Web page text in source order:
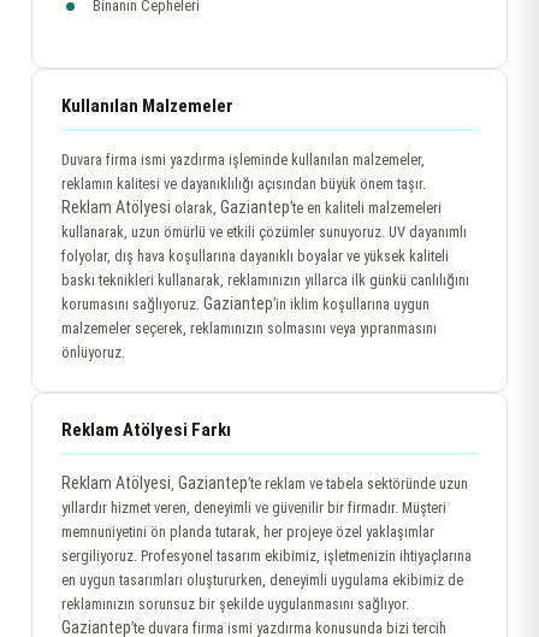
Binanın Cepheleri
Kullanılan Malzemeler
Duvara firma ismi yazdırma işleminde kullanılan malzemeler,
reklamın kalitesi ve dayanıklılığı açısından büyük önem taşır.
Reklam Atölyesi olarak, Gaziantep’te en kaliteli malzemeleri
kullanarak, uzun ömürlü ve etkili çözümler sunuyoruz. UV dayanımlı
folyolar, dış hava koşullarına dayanıklı boyalar ve yüksek kaliteli
baskı teknikleri kullanarak, reklamınızın yıllarca ilk günkü canlılığını
korumasını sağlıyoruz. Gaziantep’in iklim koşullarına uygun
malzemeler seçerek, reklamınızın solmasını veya yıpranmasını
önlüyoruz.
Reklam Atölyesi Farkı
Reklam Atölyesi, Gaziantep’te reklam ve tabela sektöründe uzun
yıllardır hizmet veren, deneyimli ve güvenilir bir firmadır. Müşteri
memnuniyetini ön planda tutarak, her projeye özel yaklaşımlar
sergiliyoruz. Profesyonel tasarım ekibimiz, işletmenizin ihtiyaçlarına
en uygun tasarımları oluştururken, deneyimli uygulama ekibimiz de
reklamınızın sorunsuz bir şekilde uygulanmasını sağlıyor.
Gaziantep’te duvara firma ismi yazdırma konusunda bizi tercih